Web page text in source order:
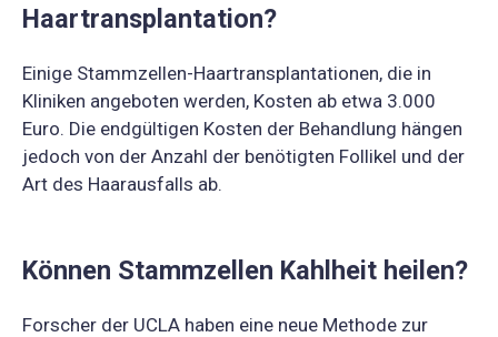
Haartransplantation?
Einige Stammzellen-Haartransplantationen, die in
Kliniken angeboten werden, Kosten ab etwa 3.000
Euro. Die endgültigen Kosten der Behandlung hängen
jedoch von der Anzahl der benötigten Follikel und der
Art des Haarausfalls ab.
Können Stammzellen Kahlheit heilen?
Forscher der UCLA haben eine neue Methode zur